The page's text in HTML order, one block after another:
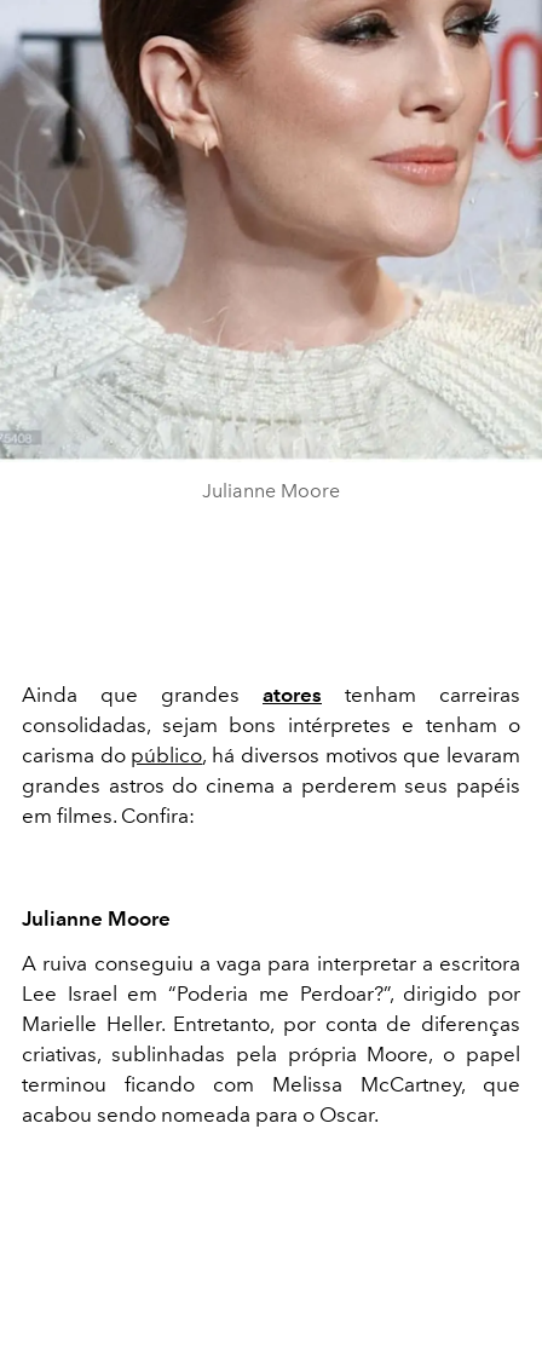
Julianne Moore
Ainda que grandes atores tenham carreiras
consolidadas, sejam bons intérpretes e tenham o
carisma do público, há diversos motivos que levaram
grandes astros do cinema a perderem seus papéis
em filmes. Confira:
Julianne Moore
A ruiva conseguiu a vaga para interpretar a escritora
Lee Israel em “Poderia me Perdoar?”, dirigido por
Marielle Heller. Entretanto, por conta de diferenças
criativas, sublinhadas pela própria Moore, o papel
terminou ficando com Melissa McCartney, que
acabou sendo nomeada para o Oscar.